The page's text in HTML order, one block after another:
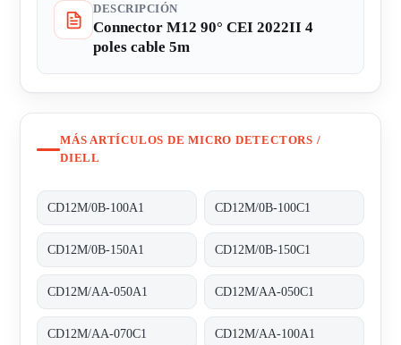
DESCRIPCIÓN
Connector M12 90° CEI 2022II 4
poles cable 5m
MÁS ARTÍCULOS DE MICRO DETECTORS /
DIELL
CD12M/0B-100A1 CD12M/0B-100C1
CD12M/0B-150A1 CD12M/0B-150C1
CD12M/AA-050A1 CD12M/AA-050C1
CD12M/AA-070C1 CD12M/AA-100A1